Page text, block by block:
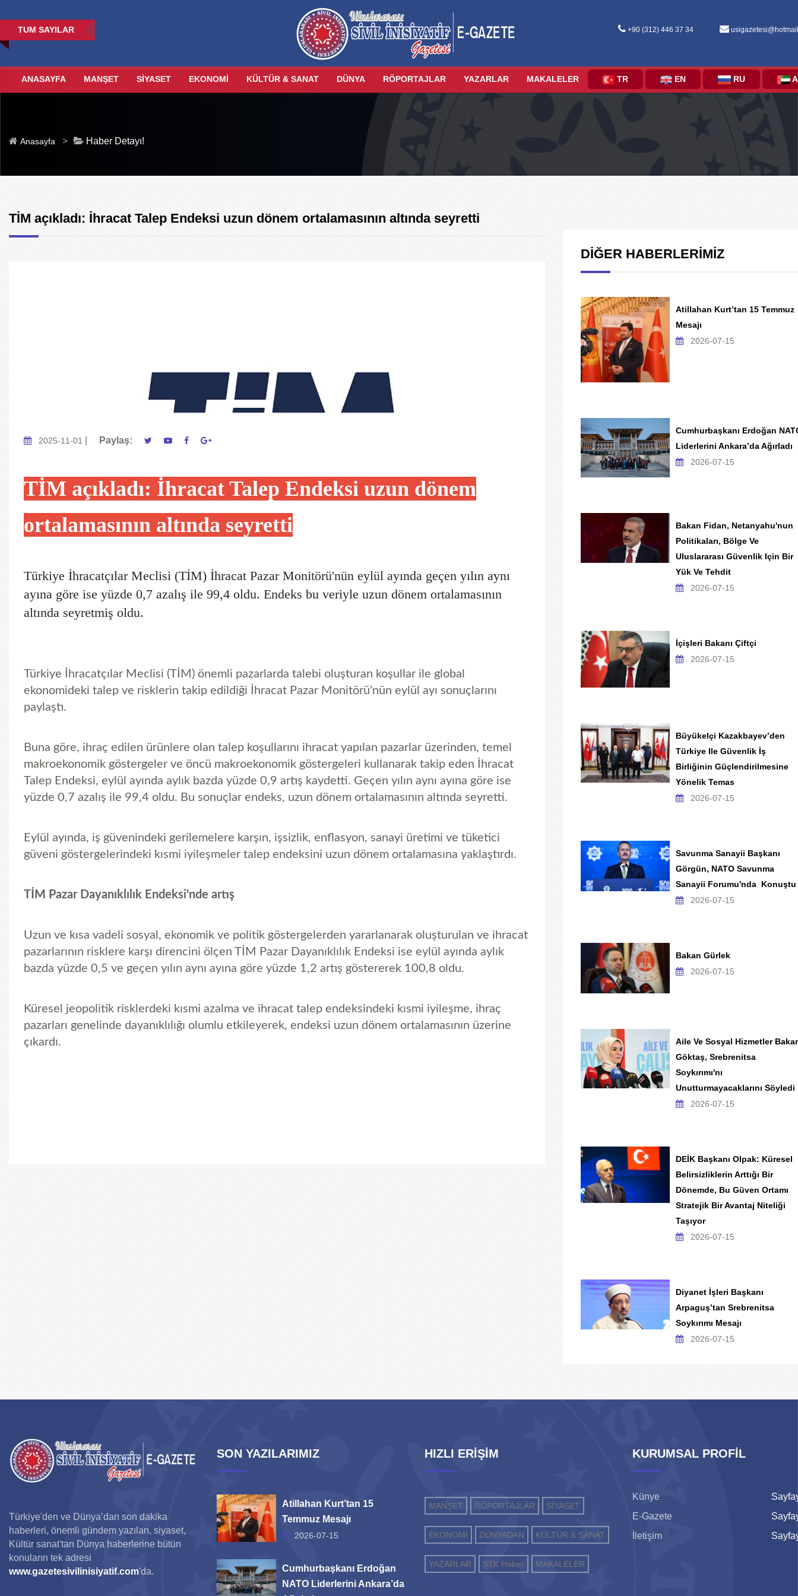
TUM SAYILAR +90 (312) 446 37 34
ANASAYFA MANŞET SİYASET EKONOMİ KÜLTÜR & SANAT DÜNYA RÖPORTAJLAR YAZARLAR MAKALELER TR EN RU
Anasayfa > Haber Detayı!
TİM açıkladı: İhracat Talep Endeksi uzun dönem ortalamasının altında seyretti
2025-11-01 Paylaş:
TİM açıkladı: İhracat Talep Endeksi uzun dönem
ortalamasının altında seyretti
Türkiye İhracatçılar Meclisi (TİM) İhracat Pazar Monitörü'nün eylül ayında geçen yılın aynı
ayına göre ise yüzde 0,7 azalış ile 99,4 oldu. Endeks bu veriyle uzun dönem ortalamasının
altında seyretmiş oldu.
Türkiye İhracatçılar Meclisi (TİM) önemli pazarlarda talebi oluşturan koşullar ile global
ekonomideki talep ve risklerin takip edildiği İhracat Pazar Monitörü'nün eylül ayı sonuçlarını
paylaştı.
Buna göre, ihraç edilen ürünlere olan talep koşullarını ihracat yapılan pazarlar üzerinden, temel
makroekonomik göstergeler ve öncü makroekonomik göstergeleri kullanarak takip eden İhracat
Talep Endeksi, eylül ayında aylık bazda yüzde 0,9 artış kaydetti. Geçen yılın aynı ayına göre ise
yüzde 0,7 azalış ile 99,4 oldu. Bu sonuçlar endeks, uzun dönem ortalamasının altında seyretti.
Eylül ayında, iş güvenindeki gerilemelere karşın, işsizlik, enflasyon, sanayi üretimi ve tüketici
güveni göstergelerindeki kısmi iyileşmeler talep endeksini uzun dönem ortalamasına yaklaştırdı.
TİM Pazar Dayanıklılık Endeksi'nde artış
Uzun ve kısa vadeli sosyal, ekonomik ve politik göstergelerden yararlanarak oluşturulan ve ihracat
pazarlarının risklere karşı direncini ölçen TİM Pazar Dayanıklılık Endeksi ise eylül ayında aylık
bazda yüzde 0,5 ve geçen yılın aynı ayına göre yüzde 1,2 artış göstererek 100,8 oldu.
Küresel jeopolitik risklerdeki kısmi azalma ve ihracat talep endeksindeki kısmi iyileşme, ihraç
pazarları genelinde dayanıklılığı olumlu etkileyerek, endeksi uzun dönem ortalamasının üzerine
çıkardı.
DİĞER HABERLERİMİZ
Atillahan Kurt’tan 15 Temmuz
Mesajı
2026-07-15
Cumhurbaşkanı Erdoğan
Liderlerini Ankara’da Ağırladı
2026-07-15
Bakan Fidan, Netanyahu'nun
Politikaları, Bölge Ve
Uluslararası Güvenlik Için Bir
Yük Ve Tehdit
2026-07-15
İçişleri Bakanı Çiftçi
2026-07-15
Büyükelçi Kazakbayev’den
Türkiye Ile Güvenlik İş
Birliğinin Güçlendirilmesine
Yönelik Temas
2026-07-15
Savunma Sanayii Başkanı
Görgün, NATO Savunma
Sanayii Forumu'nda Konuştu
2026-07-15
Bakan Gürlek
2026-07-15
Aile Ve Sosyal Hizmetler
Göktaş, Srebrenitsa
Soykırımı'nı
Unutturmayacaklarını Söyledi
2026-07-15
DEİK Başkanı Olpak: Küresel
Belirsizliklerin Arttığı Bir
Dönemde, Bu Güven Ortamı
Stratejik Bir Avantaj Niteliği
Taşıyor
2026-07-15
Diyanet İşleri Başkanı
Arpaguş’tan Srebrenitsa
Soykırımı Mesajı
2026-07-15
Türkiye'den ve Dünya’dan son dakika
haberleri, önemli gündem yazıları, siyaset,
Kültür sanat'tan Dünya haberlerine bütün
konuların tek adresi
www.gazetesivilinisiyatif.com'da.
SON YAZILARIMIZ
Atillahan Kurt’tan 15
Temmuz Mesajı
2026-07-15
Cumhurbaşkanı Erdoğan
NATO Liderlerini Ankara’da
HIZLI ERİŞİM
MANŞET RÖPORTAJLAR SİYASET
EKONOMİ DÜNYADAN KÜLTÜR & SANAT
YAZARLAR STK Haber MAKALELER
KURUMSAL PROFİL
Künye
E-Gazete
İletişim